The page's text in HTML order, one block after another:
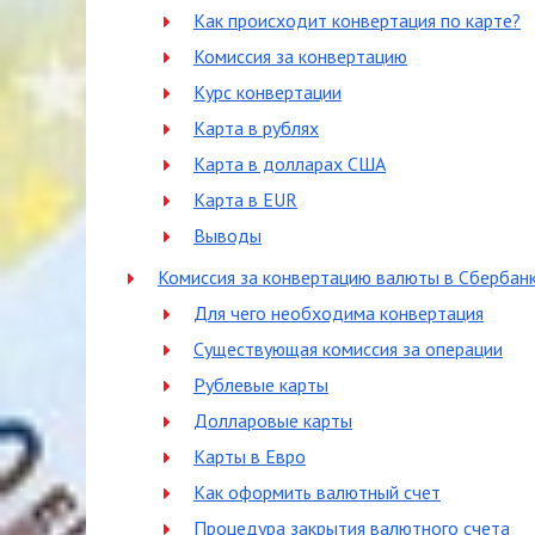
Как происходит конвертация по карте?
Комиссия за конвертацию
Курс конвертации
Карта в рублях
Карта в долларах США
Карта в EUR
Выводы
Комиссия за конвертацию валюты в
Для чего необходима конвертация
Существующая комиссия за операции
Рублевые карты
Долларовые карты
Карты в Евро
Как оформить валютный счет
Процедура закрытия валютного счета